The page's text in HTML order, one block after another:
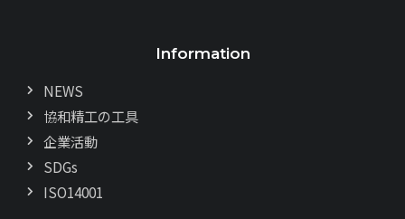
Information
NEWS
協和精工の工具
企業活動
SDGs
ISO14001